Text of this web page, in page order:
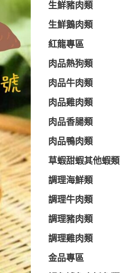
生鮮豬肉類
生鮮鵝肉類
紅龍專區
肉品熱狗類
肉品牛肉類
肉品雞肉類
肉品香腸類
肉品鴨肉類
草蝦甜蝦其他蝦類
調理海鮮類
調理牛肉類
調理豬肉類
調理雞肉類
金品專區